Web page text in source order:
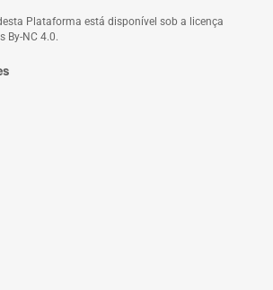
Plataforma está disponível sob a licença
By-NC 4.0.